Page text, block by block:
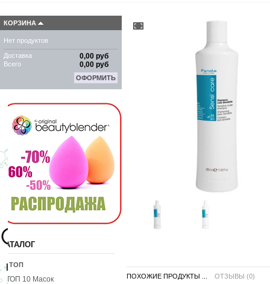
ПОХОЖИЕ ПРОДУКТЫ ... ОТЗЫВЫ (0)
КОРЗИНА
Нет продуктов
Доставка 0,00 руб
Всего 0,00 руб
ОФОРМИТЬ
КАТАЛОГ
10 ТОП
ТОП 10 Масок